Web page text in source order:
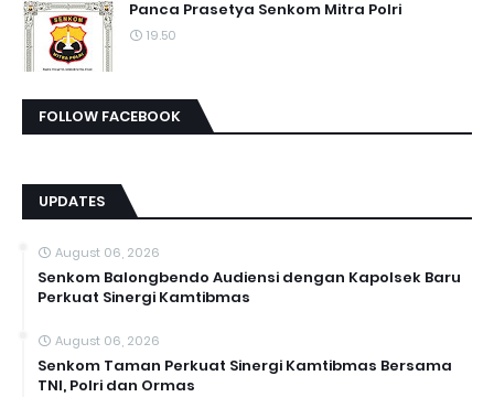
Panca Prasetya Senkom Mitra Polri
19.50
FOLLOW FACEBOOK
UPDATES
August 06, 2026
Senkom Balongbendo Audiensi dengan Kapolsek Baru
Perkuat Sinergi Kamtibmas
August 06, 2026
Senkom Taman Perkuat Sinergi Kamtibmas Bersama
TNI, Polri dan Ormas